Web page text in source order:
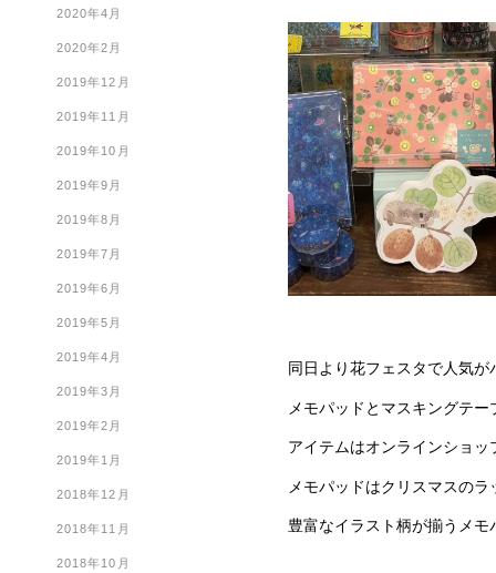
2020年4月
2020年2月
2019年12月
2019年11月
2019年10月
2019年9月
2019年8月
2019年7月
2019年6月
2019年5月
2019年4月
2019年3月
2019年2月
2019年1月
2018年12月
2018年11月
2018年10月
同日より花フェスタで人気
メモパッドとマスキングテ
アイテムはオンラインショ
メモパッドはクリスマスの
豊富なイラスト柄が揃うメ